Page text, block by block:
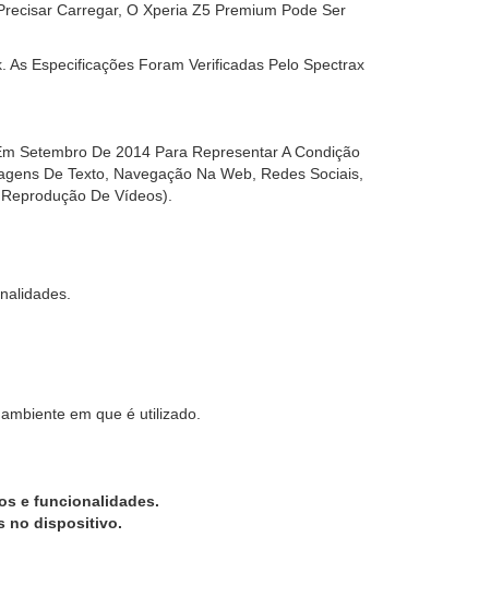
Carregar, O Xperia Z5 Premium Pode Ser
Especificações Foram Verificadas Pelo Spectrax
Setembro De 2014 Para Representar A Condição
De Texto, Navegação Na Web, Redes Sociais,
De Vídeos).
em que é utilizado.
e funcionalidades.
no dispositivo.